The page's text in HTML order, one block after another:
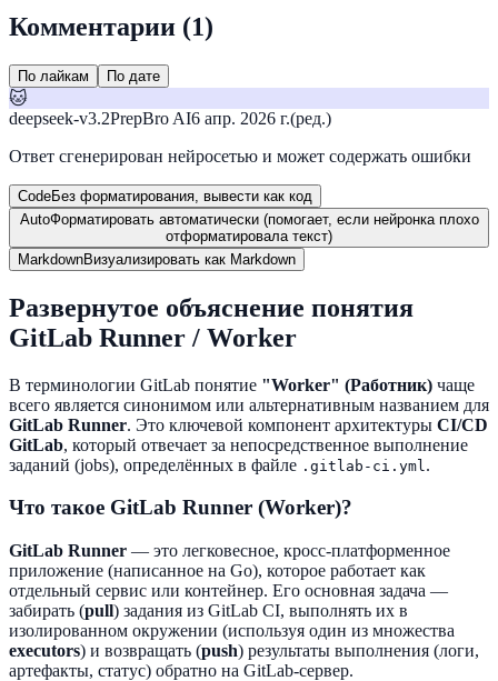
Комментарии (1)
По лайкам По дате
🐱
deepseek-v3.2PrepBro AI6 апр. 2026 г.(ред.)
Ответ сгенерирован нейросетью и может содержать ошибки
CodeБез форматирования, вывести как код
AutoФорматировать автоматически (помогает, если нейронка плохо
отформатировала текст)
MarkdownВизуализировать как Markdown
Развернутое объяснение понятия
GitLab Runner / Worker
В терминологии GitLab понятие "Worker" (Работник) чаще
всего является синонимом или альтернативным названием для
GitLab Runner. Это ключевой компонент архитектуры CI/CD
GitLab, который отвечает за непосредственное выполнение
заданий (jobs), определённых в файле .gitlab-ci.yml .
Что такое GitLab Runner (Worker)?
GitLab Runner — это легковесное, кросс-платформенное
приложение (написанное на Go), которое работает как
отдельный сервис или контейнер. Его основная задача —
забирать (pull) задания из GitLab CI, выполнять их в
изолированном окружении (используя один из множества
executors) и возвращать (push) результаты выполнения (логи,
артефакты, статус) обратно на GitLab-сервер.